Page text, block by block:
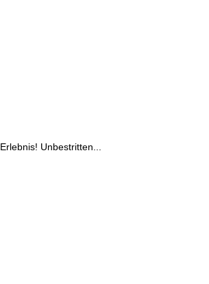
Unbestritten...